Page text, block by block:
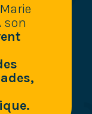
son